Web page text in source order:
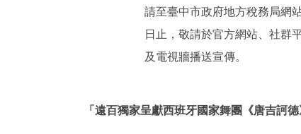
請至臺中市政府地方稅務局網
日止，敬請於官方網站、社群
及電視牆播送宣傳。
「遠百獨家呈獻西班牙國家舞團《唐吉訶德